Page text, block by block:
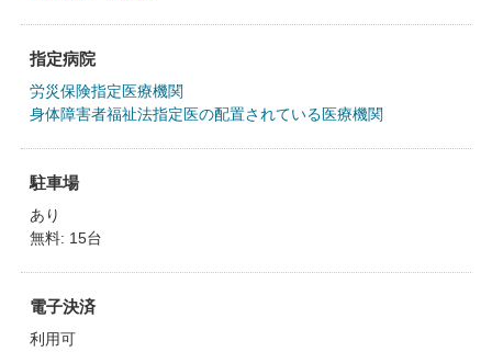
指定病院
労災保険指定医療機関
身体障害者福祉法指定医の配置されている医療機関
駐車場
あり
無料: 15台
電子決済
利用可